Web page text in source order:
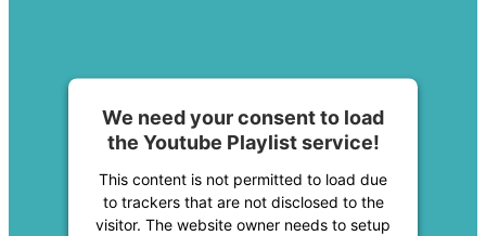
We need your consent to load
the Youtube Playlist service!
This content is not permitted to load due
to trackers that are not disclosed to the
visitor. The website owner needs to setup